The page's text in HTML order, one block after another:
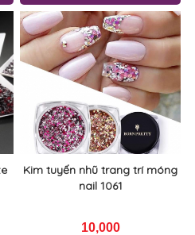
Kim tuyến nhũ trang trí móng
nail 1061
10,000